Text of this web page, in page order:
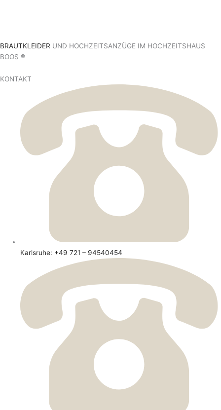
BRAUTKLEIDER UND HOCHZEITSANZÜGE IM HOCHZEITSHAUS
BOOS ®
KONTAKT
Karlsruhe: +49 721 – 94540454